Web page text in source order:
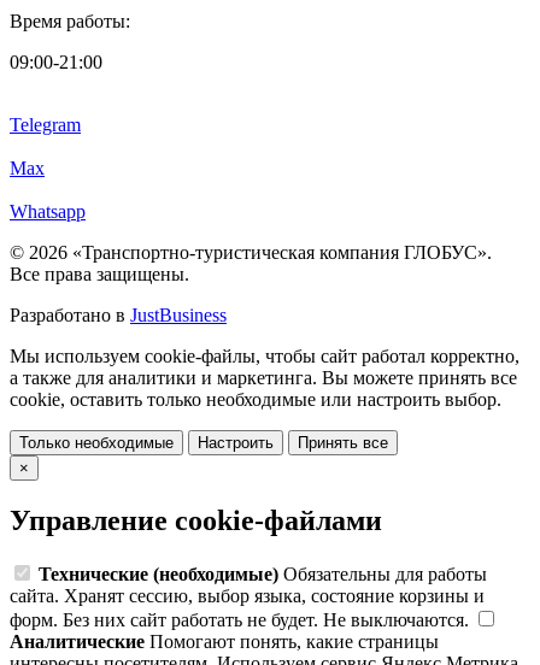
Время работы:
09:00-21:00
Telegram
Max
Whatsapp
© 2026 «Транспортно-туристическая компания ГЛОБУС».
Все права защищены.
Разработано в JustBusiness
Мы используем cookie-файлы, чтобы сайт работал корректно,
а также для аналитики и маркетинга. Вы можете принять все
cookie, оставить только необходимые или настроить выбор.
Только необходимые Настроить
Принять все
×
Управление cookie-файлами
Технические (необходимые) Обязательны для работы
сайта. Хранят сессию, выбор языка, состояние корзины и
форм. Без них сайт работать не будет. Не выключаются.
Аналитические Помогают понять, какие страницы